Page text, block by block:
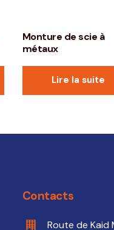
Monture de scie à
métaux
Lire la suite
Contacts
Route de Kaid